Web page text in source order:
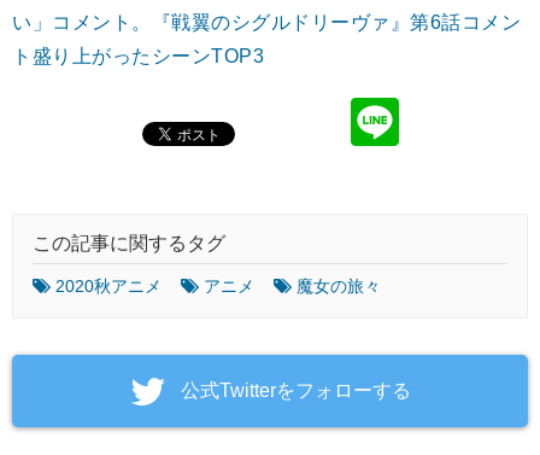
い」コメント。『戦翼のシグルドリーヴァ』第6話コメン
ト盛り上がったシーンTOP3
この記事に関するタグ
2020秋アニメ アニメ 魔女の旅々
‎公式Twitterをフォローする